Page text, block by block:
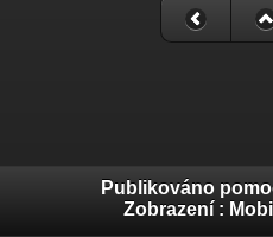
Publikováno
Zobrazení :